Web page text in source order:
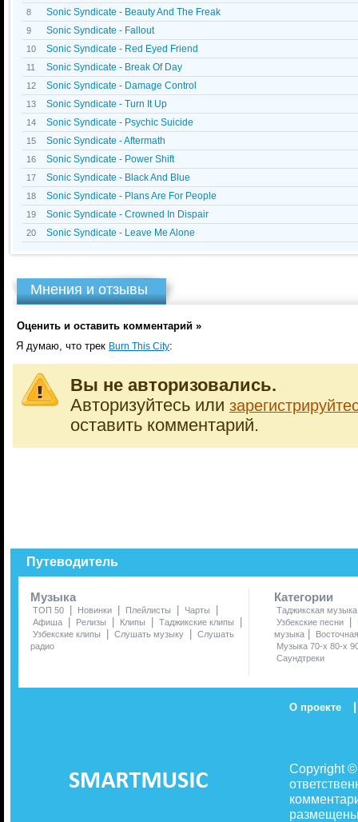
8 Sonic Syndicate - Beauty And The Freak
9 Sonic Syndicate - Fallout
10 Sonic Syndicate - Red Eyed Friend
11 Sonic Syndicate - Break Of Day
12 Sonic Syndicate - Damage Control
13 Sonic Syndicate - Turn It Up
14 Sonic Syndicate - Psychic Suicide
15 Sonic Syndicate - Aftermath
16 Sonic Syndicate - Power Shift
17 Sonic Syndicate - Black And Blue
18 Sonic Syndicate - Plans Are For People
19 Sonic Syndicate - Crowned In Dispair
20 Sonic Syndicate - Leave Me Alone
Мнения и отзывы
Оценить и оставить комментарий »
Я думаю, что трек Burn This City:
Вы не авторизовались.
Авторизуйтесь или
оставить комментарий.
Путеводитель
Музыка
ТОП 50 | Новинки | Плейлисты | Чарты |
Афиша | Релизы | Клипы | Таджикские клипы |
Узбекские клипы | Слушать музыку | Слушать
радио
Категории
Таджикская музыка
Узбекские песни
|
музыка |
Музыка 70-х 80-х
Саундтреки
О проекте |
Copyright
размещены